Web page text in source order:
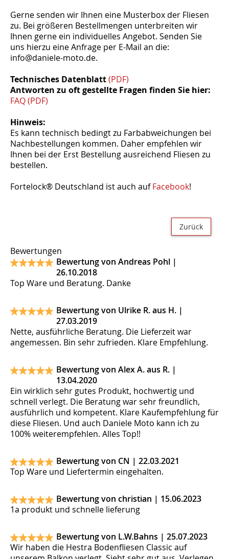
Gerne senden wir Ihnen eine Musterbox der Fliesen
zu. Bei größeren Bestellmengen unterbreiten wir
Ihnen gerne ein individuelles Angebot. Senden Sie
uns hierzu eine Anfrage per E-Mail an die:
info@daniele-moto.de.
Technisches Datenblatt(PDF)
Antworten zu oft gestellte Fragen finden Sie hier:
FAQ (PDF)
Hinweis:
Es kann technisch bedingt zu Farbabweichungen bei
Nachbestellungen kommen. Daher empfehlen wir
Ihnen bei der Erst Bestellung ausreichend Fliesen zu
bestellen.
Fortelock® Deutschland ist auch aufFacebook!
Zurück
Bewertungen
Bewertung von Andreas Pohl |
26.10.2018
Top Ware und Beratung. Danke
Bewertung von Ulrike R. aus H. |
27.03.2019
Nette, ausführliche Beratung. Die Lieferzeit war
angemessen. Bin sehr zufrieden. Klare Empfehlung.
Bewertung von Alex A. aus R. |
13.04.2020
Ein wirklich sehr gutes Produkt, hochwertig und
schnell verlegt. Die Beratung war sehr freundlich,
ausführlich und kompetent. Klare Kaufempfehlung für
diese Fliesen. Und auch Daniele Moto kann ich zu
100% weiterempfehlen. Alles Top!!
Bewertung von CN | 22.03.2021
Top Ware und Liefertermin eingehalten.
Bewertung von christian | 15.06.2023
1a produkt und schnelle lieferung
Bewertung von L.W.Bahns | 25.07.2023
Wir haben die Hestra Bodenfliesen Classic auf